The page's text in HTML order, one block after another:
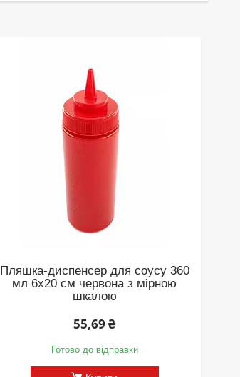
Пляшка-диспенсер для соусу 360
мл 6х20 см червона з мірною
шкалою
55,69 ₴
Готово до відправки